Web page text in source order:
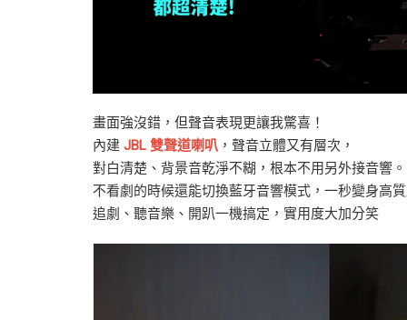
畫面強沒錯，但聲音表現更讓我驚喜！
內建 JBL 雙聲道喇叭 ，聲音立體又有層次，
對白清楚、背景音乾淨不糊，根本不用另外接音響。
不看劇的時候還能切換藍牙音響模式，一秒變身高
追劇、聽音樂、開趴一機搞定，實用度大加分笑